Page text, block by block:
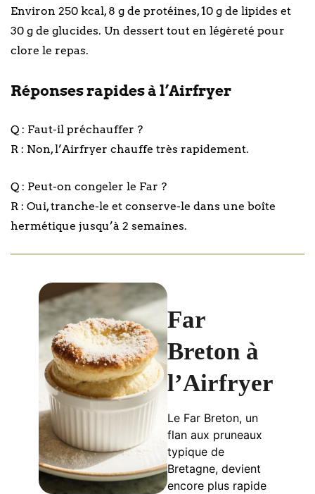
Environ 250 kcal, 8 g de protéines, 10 g de lipides et
30 g de glucides. Un dessert tout en légèreté pour
clore le repas.
Réponses rapides à l’Airfryer
Q : Faut-il préchauffer ?
R : Non, l’Airfryer chauffe très rapidement.
Q : Peut-on congeler le Far ?
R : Oui, tranche-le et conserve-le dans une boîte
hermétique jusqu’à 2 semaines.
Far
Breton à
l’Airfryer
Le Far Breton, un
flan aux pruneaux
typique de
Bretagne, devient
encore plus rapide